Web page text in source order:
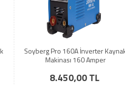
Soyberg Pro 160A İnverter
Makinası 160 Amper
8.450,00 TL